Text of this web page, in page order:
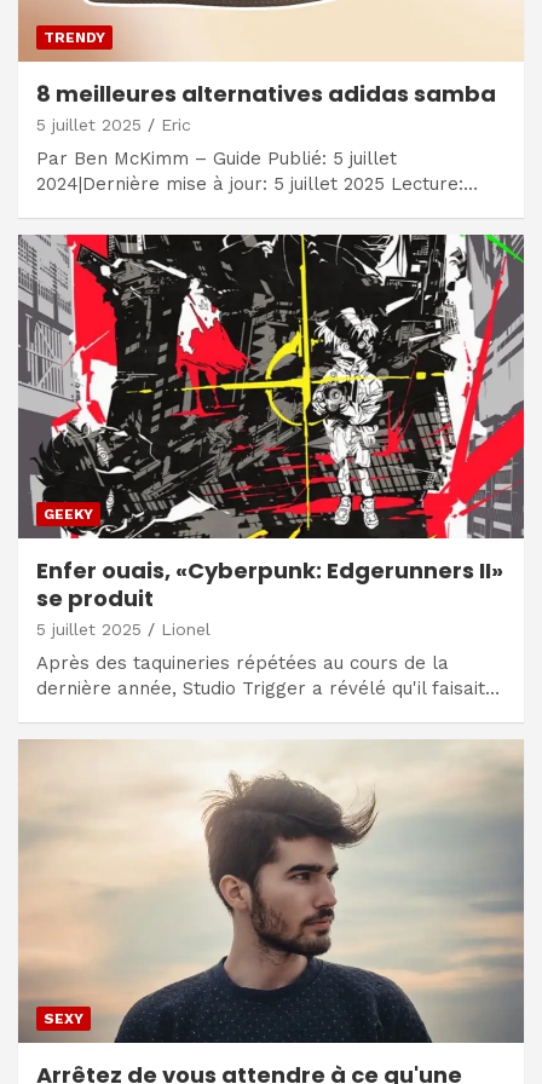
TRENDY
8 meilleures alternatives adidas samba
5 juillet 2025 Eric
Par Ben McKimm – Guide Publié: 5 juillet
2024|Dernière mise à jour: 5 juillet 2025 Lecture:…
GEEKY
Enfer ouais, «Cyberpunk: Edgerunners II»
se produit
5 juillet 2025 Lionel
Après des taquineries répétées au cours de la
dernière année, Studio Trigger a révélé qu'il faisait…
SEXY
Arrêtez de vous attendre à ce qu'une